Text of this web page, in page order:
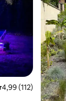
de uma
4,99 (112)